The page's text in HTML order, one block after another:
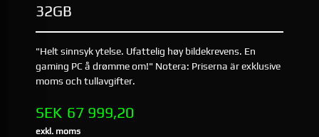
32GB
"Helt sinnsyk ytelse. Ufattelig høy bildekrevens. En
gaming PC å drømme om!" Notera: Priserna är exklusive
moms och tullavgifter.
Pris
SEK 67 999,20
exkl. moms